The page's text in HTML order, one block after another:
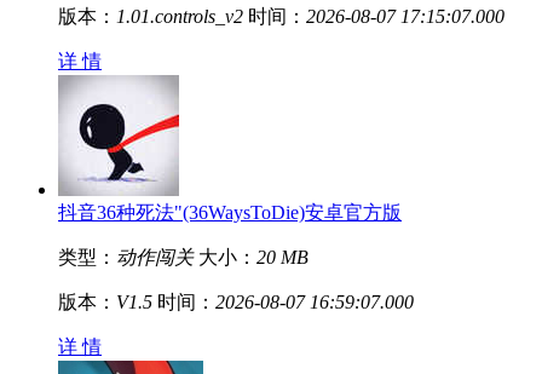
版本： 1.01.controls_v2 时间： 2026-08-07 17:15:07.000
详 情
抖音36种死法"(36WaysToDie)安卓官方版
类型： 动作闯关 大小： 20 MB
版本： V1.5 时间： 2026-08-07 16:59:07.000
详 情